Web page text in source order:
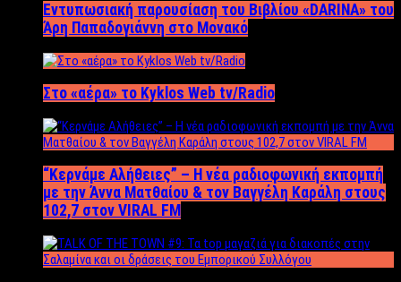
Εντυπωσιακή παρουσίαση του Βιβλίου «DARINA» του
Άρη Παπαδογιάννη στο Μονακό
Στο «αέρα» το Kyklos Web tv/Radio
“Kερνάμε Αλήθειες” – Η νέα ραδιοφωνική εκπομπή
με την Άννα Ματθαίου & τον Βαγγέλη Καράλη στους
102,7 στον VIRAL FM